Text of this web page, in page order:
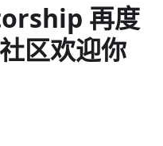
再度
区欢迎你